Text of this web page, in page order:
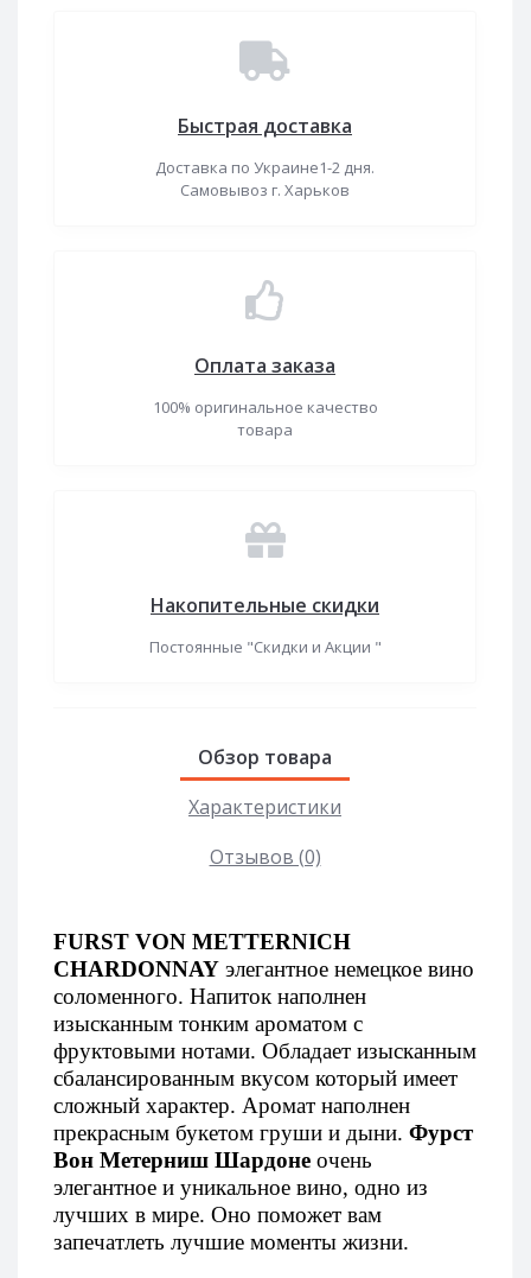
Быстрая доставка
Доставка по Украине1-2 дня.
Самовывоз г. Харьков
Оплата заказа
100% оригинальное качество
товара
Накопительные скидки
Постоянные "Скидки и Акции "
Обзор товара
Характеристики
Отзывов (0)
FURST VON METTERNICH
CHARDONNAY элегантное немецкое вино
соломенного. Напиток наполнен
изысканным тонким ароматом с
фруктовыми нотами. Обладает изысканным
сбалансированным вкусом который имеет
сложный характер. Аромат наполнен
прекрасным букетом груши и дыни. Фурст
Вон Метерниш Шардоне очень
элегантное и уникальное вино, одно из
лучших в мире. Оно поможет вам
запечатлеть лучшие моменты жизни.